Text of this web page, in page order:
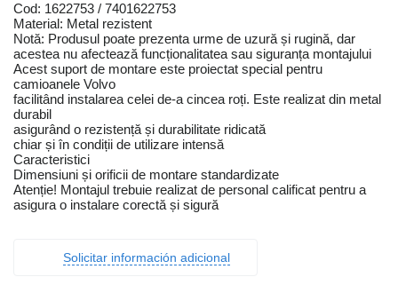
Cod: 1622753 / 7401622753
Material: Metal rezistent
Notă: Produsul poate prezenta urme de uzură și rugină, dar
acestea nu afectează funcționalitatea sau siguranța montajului
Acest suport de montare este proiectat special pentru
camioanele Volvo
facilitând instalarea celei de-a cincea roți. Este realizat din metal
durabil
asigurând o rezistență și durabilitate ridicată
chiar și în condiții de utilizare intensă
Caracteristici
Dimensiuni și orificii de montare standardizate
Atenție! Montajul trebuie realizat de personal calificat pentru a
asigura o instalare corectă și sigură
Solicitar información adicional